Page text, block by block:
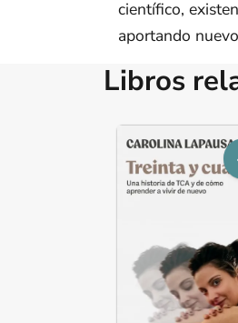
científico,
aportando
Libros